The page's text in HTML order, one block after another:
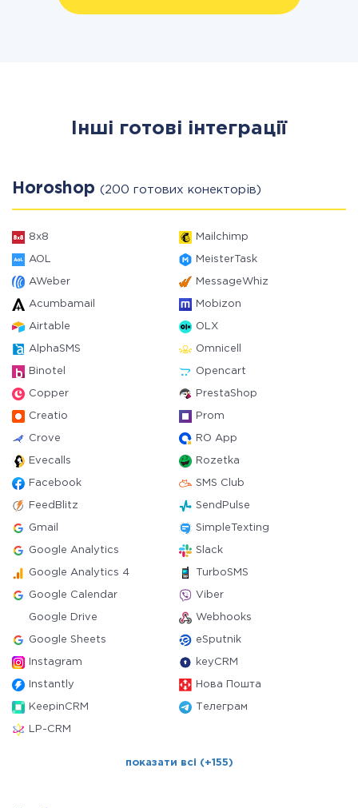
Інші готові інтеграції
Horoshop (200 готових конекторів)
8x8 Mailchimp
AOL MeisterTask
AWeber MessageWhiz
Acumbamail Mobizon
Airtable OLX
AlphaSMS Omnicell
Binotel Opencart
Copper PrestaShop
Creatio Prom
Crove RO App
Evecalls Rozetka
Facebook SMS Club
FeedBlitz SendPulse
Gmail SimpleTexting
Google Analytics Slack
Google Analytics 4 TurboSMS
Google Calendar Viber
Google Drive Webhooks
Google Sheets eSputnik
Instagram keyCRM
Instantly Нова Пошта
KeepinCRM Телеграм
LP-CRM
показати всі (+155)